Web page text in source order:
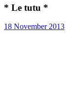
* Le tutu *
18 November 2013